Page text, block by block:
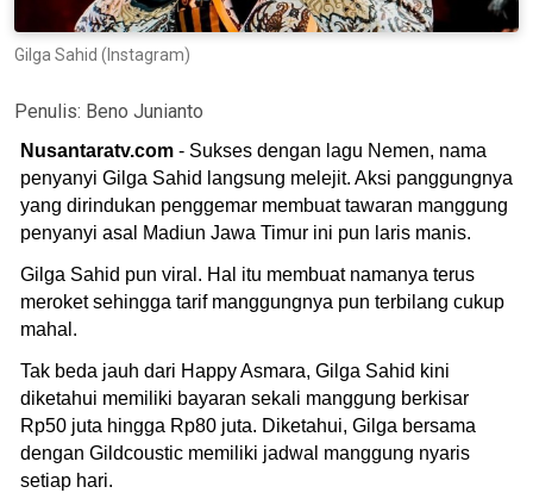
Gilga Sahid (Instagram)
Penulis: Beno Junianto
Nusantaratv.com - Sukses dengan lagu Nemen, nama
penyanyi Gilga Sahid langsung melejit. Aksi panggungnya
yang dirindukan penggemar membuat tawaran manggung
penyanyi asal Madiun Jawa Timur ini pun laris manis.
Gilga Sahid pun viral. Hal itu membuat namanya terus
meroket sehingga tarif manggungnya pun terbilang cukup
mahal.
Tak beda jauh dari Happy Asmara, Gilga Sahid kini
diketahui memiliki bayaran sekali manggung berkisar
Rp50 juta hingga Rp80 juta. Diketahui, Gilga bersama
dengan Gildcoustic memiliki jadwal manggung nyaris
setiap hari.